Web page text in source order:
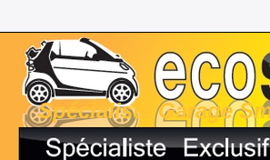
Spécialiste Garage